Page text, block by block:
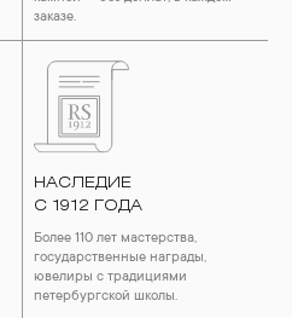
заказе.
НАСЛЕДИЕ
С 1912 ГОДА
Более 110 лет мастерства,
государственные награды,
ювелиры с традициями
петербургской школы.